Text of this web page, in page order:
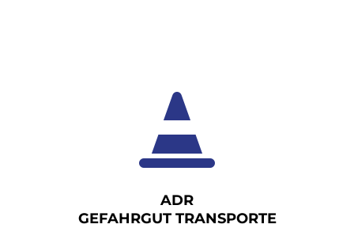

ADR
GEFAHRGUT TRANSPORTE